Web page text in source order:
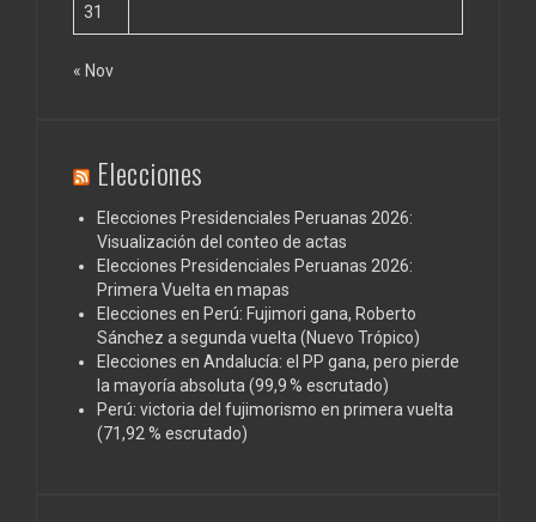
31
« Nov
Elecciones
Elecciones Presidenciales Peruanas 2026:
Visualización del conteo de actas
Elecciones Presidenciales Peruanas 2026:
Primera Vuelta en mapas
Elecciones en Perú: Fujimori gana, Roberto
Sánchez a segunda vuelta (Nuevo Trópico)
Elecciones en Andalucía: el PP gana, pero pierde
la mayoría absoluta (99,9 % escrutado)
Perú: victoria del fujimorismo en primera vuelta
(71,92 % escrutado)